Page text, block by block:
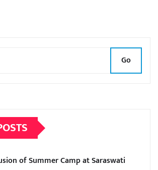
Go
of Summer Camp at Saraswati